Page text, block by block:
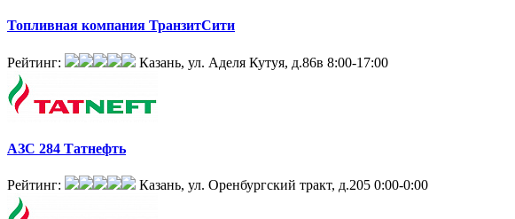
Топливная компания ТранзитСити
Рейтинг: Казань, ул. Аделя Кутуя, д.86в 8:00-17:00
АЗС 284 Татнефть
Рейтинг: Казань, ул. Оренбургский тракт, д.205 0:00-0:00